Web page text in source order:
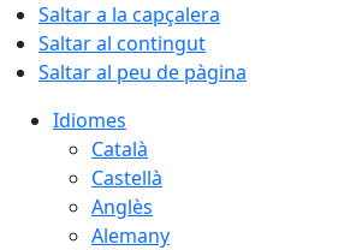
Saltar a la capçalera
Saltar al contingut
Saltar al peu de pàgina
Idiomes
Català
Castellà
Anglès
Alemany